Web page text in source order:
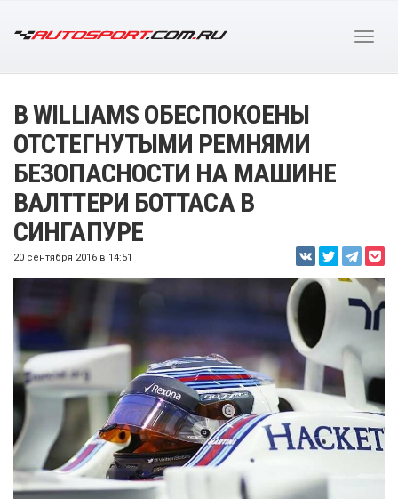
В WILLIAMS ОБЕСПОКОЕНЫ
ОТСТЕГНУТЫМИ РЕМНЯМИ
БЕЗОПАСНОСТИ НА МАШИНЕ
ВАЛТТЕРИ БОТТАСА В
СИНГАПУРЕ
20 сентября 2016 в 14:51